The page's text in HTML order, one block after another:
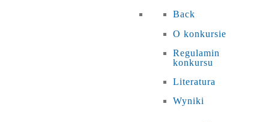
Back
O konkursie
Regulamin
konkursu
Literatura
Wyniki